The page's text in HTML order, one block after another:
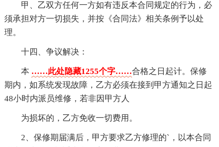
甲、乙双方任何一方如有违反本合同规定的行为，必
须承担对方一切损失，并按《合同法》相关条例予以处
理。
十四、争议解决：
本 ……此处隐藏1255个字……合格之日起计。保修
期内，如系统发现故障，乙方必须在接到甲方通知之日起
48小时内派员维修，若非因甲方人
为损坏的，乙方免收一切费用。
2、保修期届满后，甲方要求乙方修理的`，以本合同